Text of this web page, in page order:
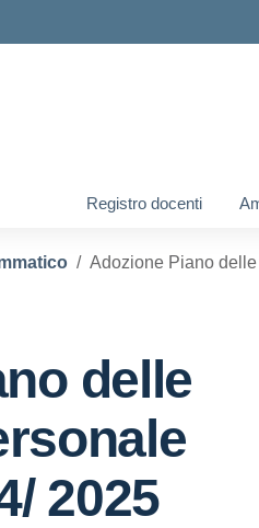
Registro docenti
Adozione Piano
delle
2025